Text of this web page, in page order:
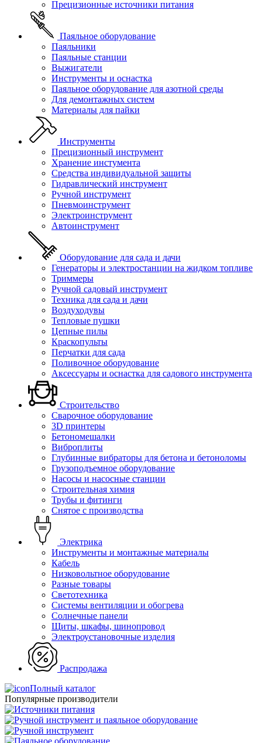
Прецизионные источники питания
Паяльное оборудование
Паяльники
Паяльные станции
Выжигатели
Инструменты и оснастка
Паяльное оборудование для азотной среды
Для демонтажных систем
Материалы для пайки
Инструменты
Прецизионный инструмент
Хранение инстумента
Средства индивидуальной защиты
Гидравлический инструмент
Ручной инструмент
Пневмоинструмент
Электроинструмент
Автоинструмент
Оборудование для сада и дачи
Генераторы и электростанции на жидком топливе
Триммеры
Ручной садовый инструмент
Техника для сада и дачи
Воздуходувы
Тепловые пушки
Цепные пилы
Краскопульты
Перчатки для сада
Поливочное оборудование
Аксессуары и оснастка для садового инструмента
Строительство
Сварочное оборудование
3D принтеры
Бетономешалки
Виброплиты
Глубинные вибраторы для бетона и бетоноломы
Грузоподъемное оборудование
Насосы и насосные станции
Строительная химия
Трубы и фитинги
Снятое с производства
Электрика
Инструменты и монтажные материалы
Кабель
Низковольтное оборудование
Разные товары
Светотехника
Системы вентиляции и обогрева
Солнечные панели
Щиты, шкафы, шинопровод
Электроустановочные изделия
Распродажа
Полный каталог
Популярные производители